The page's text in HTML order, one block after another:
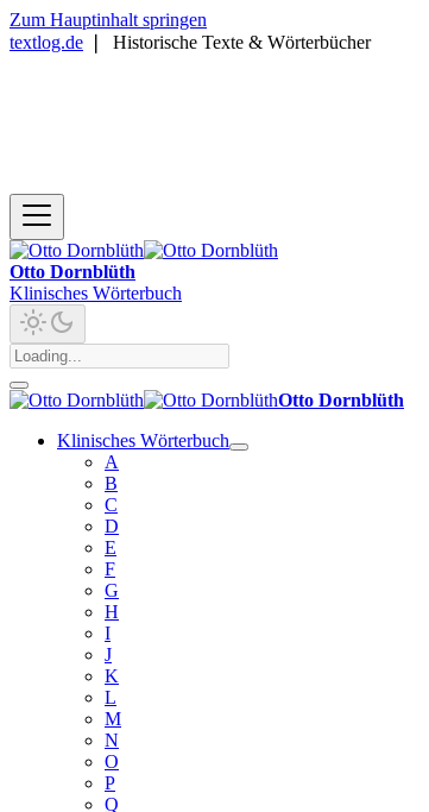
Zum Hauptinhalt springen
textlog.de
Historische Texte & Wörterbücher
Otto Dornblüth
Klinisches Wörterbuch
Otto Dornblüth
Klinisches Wörterbuch
A
B
C
D
E
F
G
H
I
J
K
L
M
N
O
P
Q